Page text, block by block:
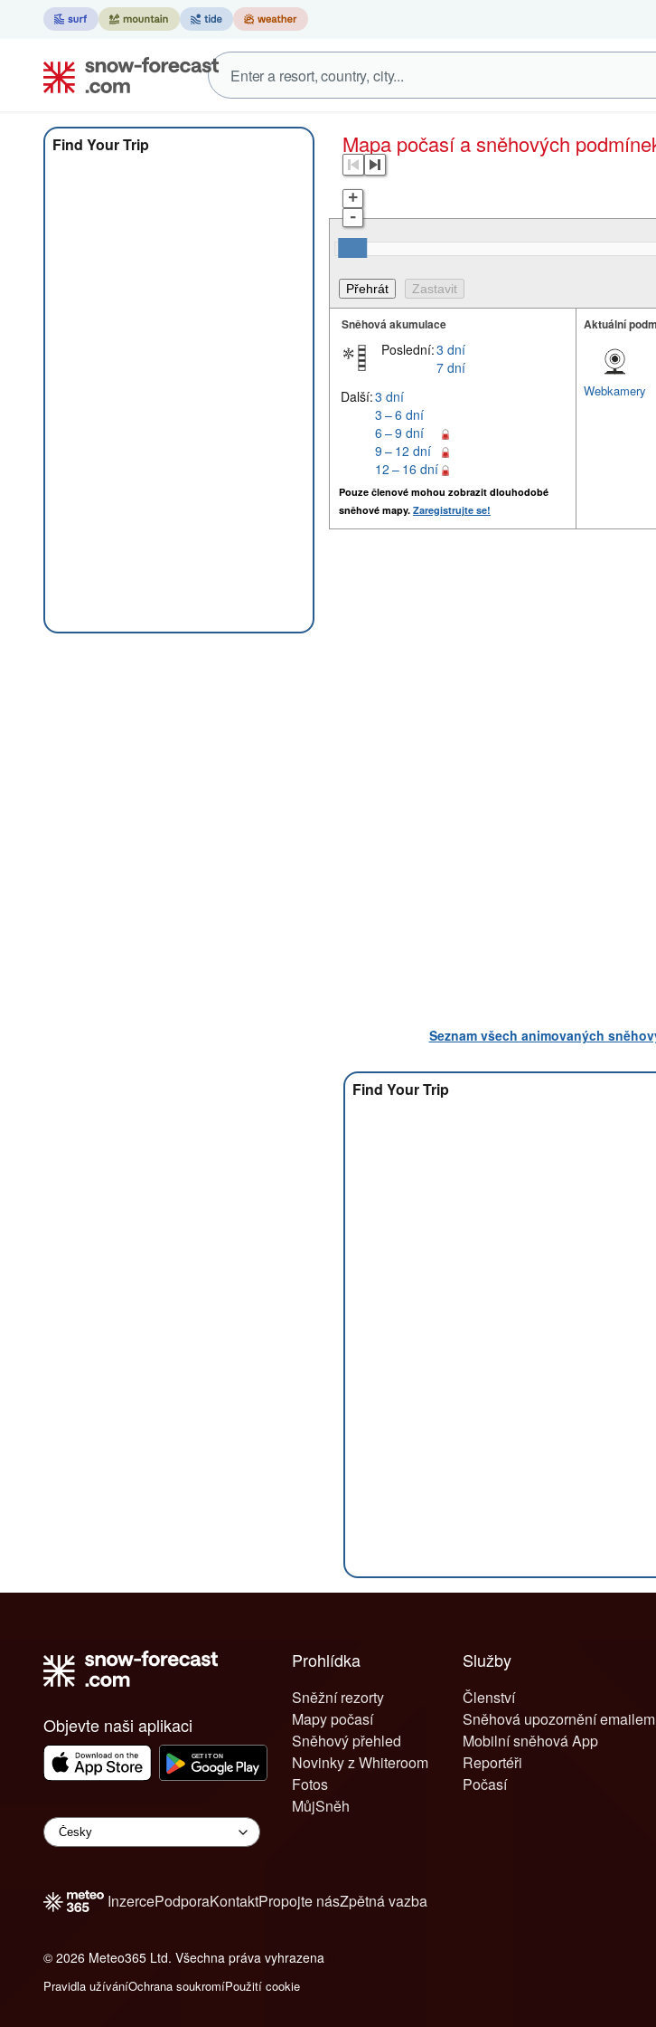
Find Your Trip Mapa počasí a sněhových
+
-
Sněhová akumulace
Poslední:3 dní
7 dní
Další:3 dní
3 – 6 dní
6 – 9 dní
9 – 12 dní
12 – 16 dní
Pouze členové mohou zobrazit dlouhodobé
sněhové mapy. Zaregistrujte se!
Aktuální
Webkamery
Seznam všech animovaných
Find Your Trip
Objevte naši aplikaci
Prohlídka
Sněžní rezorty
Mapy počasí
Sněhový přehled
Novinky z Whiteroom
Fotos
MůjSněh
Služby
Členství
Sněhová upozornění emailem
Mobilní sněhová App
Reportéři
Počasí
InzercePodporaKontaktPropojte násZpětná vazba
© 2026 Meteo365 Ltd. Všechna práva vyhrazena
Pravidla užíváníOchrana soukromíPoužití cookie